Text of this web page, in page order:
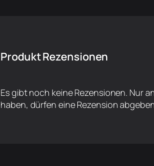
Produkt Rezensionen
Es gibt noch keine Rezensionen. Nur
haben, dürfen eine Rezension